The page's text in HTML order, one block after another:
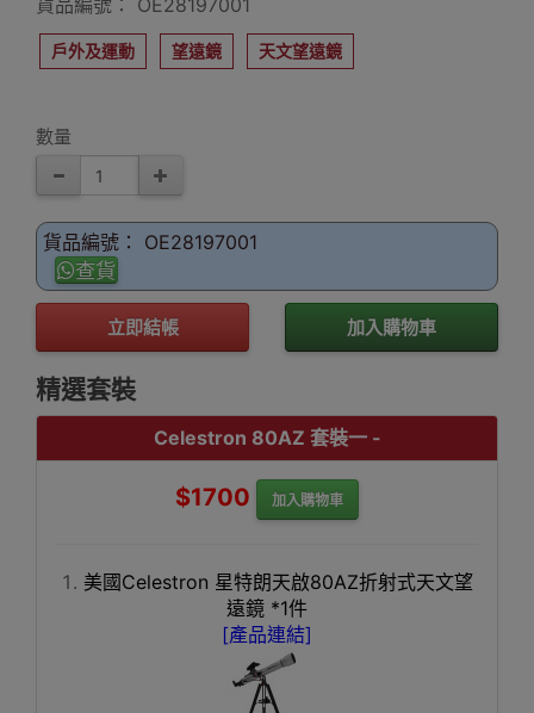
貨品編號： OE28197001
戶外及運動 望遠鏡 天文望遠鏡
數量
貨品編號： OE28197001
查貨
立即結帳 加入購物車
精選套裝
Celestron 80AZ 套裝一 -
$1700 加入購物車
美國Celestron 星特朗天啟80AZ折射式天文望
遠鏡 *1件
[產品連結]